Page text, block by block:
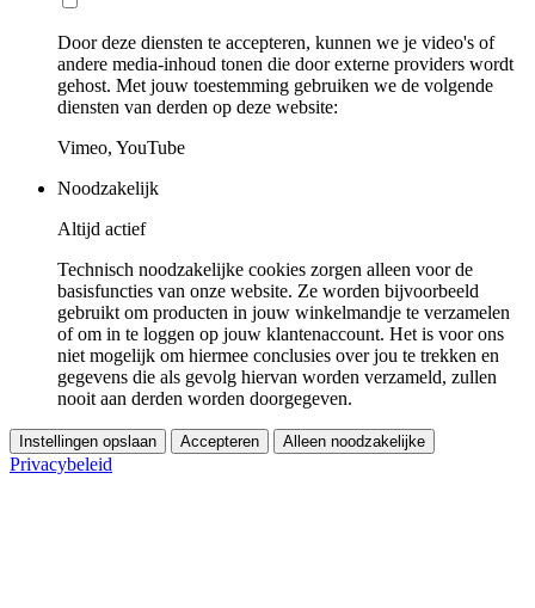
Door deze diensten te accepteren, kunnen we je video's of
andere media-inhoud tonen die door externe providers wordt
gehost. Met jouw toestemming gebruiken we de volgende
diensten van derden op deze website:
Vimeo, YouTube
Noodzakelijk
Altijd actief
Technisch noodzakelijke cookies zorgen alleen voor de
basisfuncties van onze website. Ze worden bijvoorbeeld
gebruikt om producten in jouw winkelmandje te verzamelen
of om in te loggen op jouw klantenaccount. Het is voor ons
niet mogelijk om hiermee conclusies over jou te trekken en
gegevens die als gevolg hiervan worden verzameld, zullen
nooit aan derden worden doorgegeven.
Instellingen opslaan Accepteren Alleen noodzakelijke
Privacybeleid